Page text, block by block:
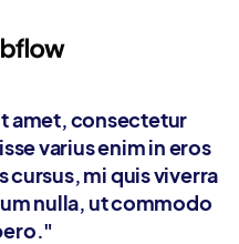
amet, consectetur
varius enim in eros
mi quis viverra
nulla, ut commodo